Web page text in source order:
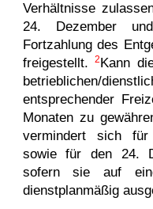
Verhältnisse
24. Dezember
Fortzahlung des
freigestellt.2 Kann
betrieblichen/
entsprechender
Monaten zu
vermindert sich für
sowie für den 24.
sofern sie auf
dienstplanmäßig